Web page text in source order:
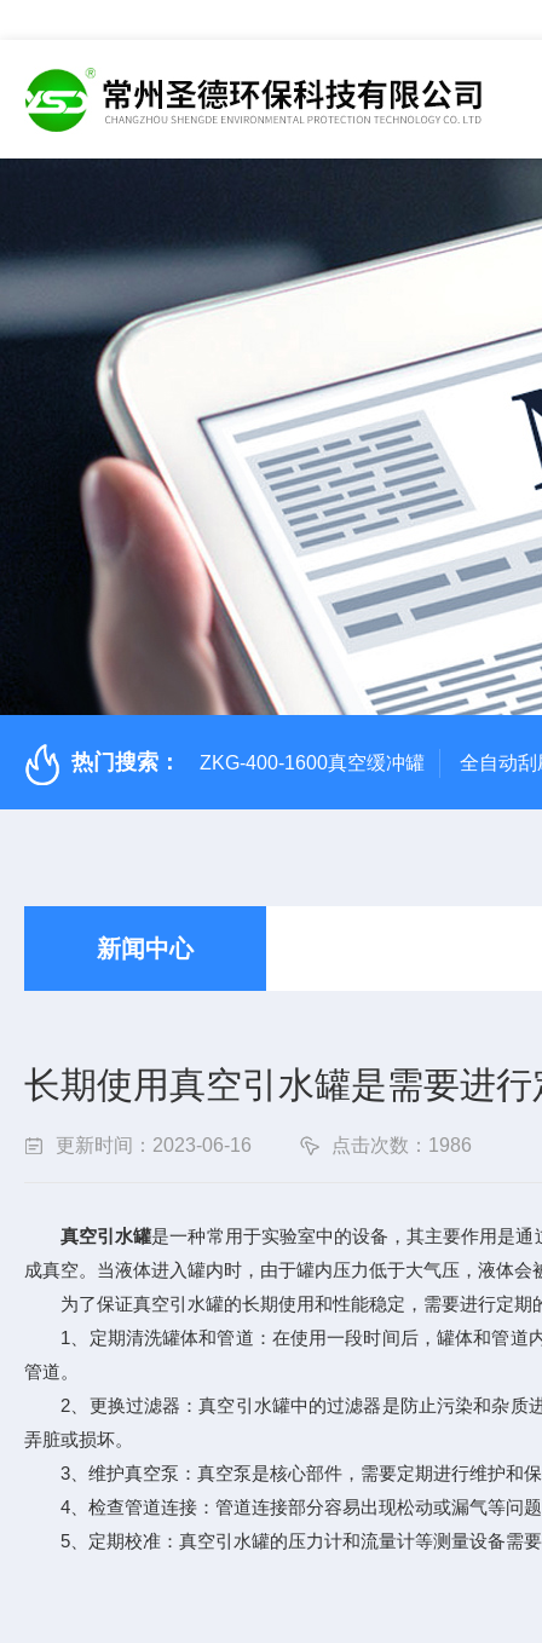
热门搜索： ZKG-400-1600真空缓冲罐 全自动刮
新闻中心
长期使用真空引水罐是需要进
更新时间：2023-06-16 点击次数：1986
真空引水罐是一种常用于实验室中的设备，其主要作用是
成真空。当液体进入罐内时，由于罐内压力低于大气压，液体
为了保证真空引水罐的长期使用和性能稳定，需要进行定期
1、定期清洗罐体和管道：在使用一段时间后，罐体和管道
管道。
2、更换过滤器：真空引水罐中的过滤器是防止污染和杂质
弄脏或损坏。
3、维护真空泵：真空泵是核心部件，需要定期进行维护和保
4、检查管道连接：管道连接部分容易出现松动或漏气等问题
5、定期校准：真空引水罐的压力计和流量计等测量设备需要